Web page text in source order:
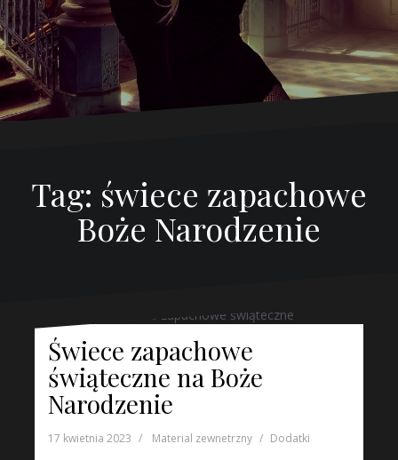
Tag: świece zapachowe
Boże Narodzenie
Świece zapachowe
świąteczne na Boże
Narodzenie
17 kwietnia 2023 Material zewnetrzny Dodatki